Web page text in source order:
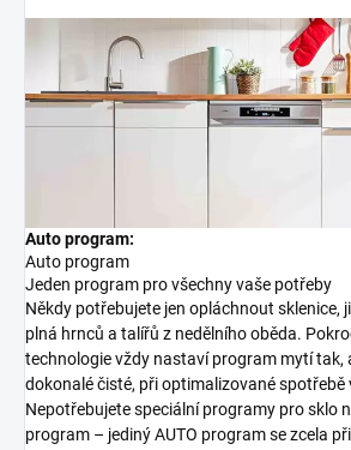
Auto program:
Auto program
Jeden program pro všechny vaše potřeby
Někdy potřebujete jen opláchnout sklenice,
plná hrnců a talířů z nedělního oběda.
technologie vždy nastaví program mytí tak,
dokonalé čisté, při optimalizované spotřebě
Nepotřebujete speciální programy pro sklo
program – jediný AUTO program se zcela